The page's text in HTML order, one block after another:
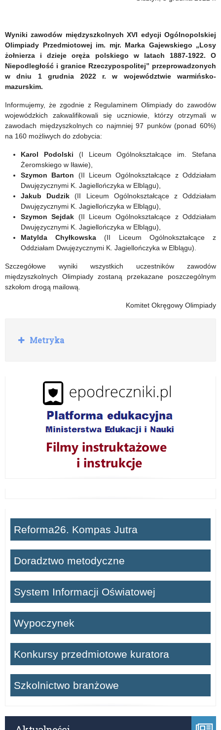
Wyniki zawodów międzyszkolnych XVI edycji Ogólnopolskiej
Olimpiady Przedmiotowej im. mjr. Marka Gajewskiego „Losy
żołnierza i dzieje oręża polskiego w latach 1887-1922. O
Niepodległość i granice Rzeczypospolitej” przeprowadzonych
w dniu 1 grudnia 2022 r. w województwie warmińsko-
mazurskim.
Informujemy, że zgodnie z Regulaminem Olimpiady do zawodów
wojewódzkich zakwalifikowali się uczniowie, którzy otrzymali w
zawodach międzyszkolnych co najmniej 97 punków (ponad 60%)
na 160 możliwych do zdobycia:
Karol Podolski (I Liceum Ogólnokształcące im. Stefana
Żeromskiego w Iławie),
Szymon Barton (II Liceum Ogólnokształcące z Oddziałam
Dwujęzycznymi K. Jagiellończyka w Elblągu),
Jakub Dudzik (II Liceum Ogólnokształcące z Oddziałam
Dwujęzycznymi K. Jagiellończyka w Elblągu),
Szymon Sejdak (II Liceum Ogólnokształcące z Oddziałam
Dwujęzycznymi K. Jagiellończyka w Elblągu),
Matylda Chyłkowska (II Liceum Ogólnokształcące z
Oddziałam Dwujęzycznymi K. Jagiellończyka w Elblągu).
Szczegółowe wyniki wszystkich uczestników zawodów
międzyszkolnych Olimpiady zostaną przekazane poszczególnym
szkołom drogą mailową.
Komitet Okręgowy Olimpiady
R
o
Metryka
Reforma26. Kompas Jutra
Doradztwo metodyczne
System Informacji Oświatowej
Wypoczynek
Konkursy przedmiotowe kuratora
Szkolnictwo branżowe